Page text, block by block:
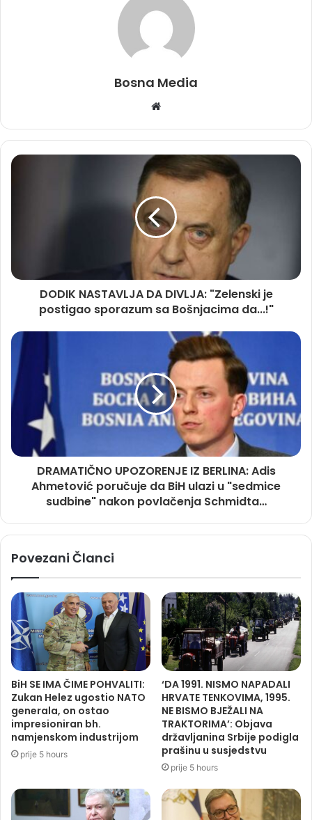
Bosna Media
Website
DODIK NASTAVLJA DA DIVLJA: "Zelenski je
postigao sporazum sa Bošnjacima da...!"
DRAMATIČNO UPOZORENJE IZ BERLINA: Adis
Ahmetović poručuje da BiH ulazi u "sedmice
sudbine" nakon povlačenja Schmidta…
Povezani Članci
BiH SE IMA ČIME POHVALITI:
Zukan Helez ugostio NATO
generala, on ostao
impresioniran bh.
namjenskom industrijom
prije 5 hours
‘DA 1991. NISMO NAPADALI
HRVATE TENKOVIMA, 1995.
NE BISMO BJEŽALI NA
TRAKTORIMA’: Objava
državljanina Srbije podigla
prašinu u susjedstvu
prije 5 hours